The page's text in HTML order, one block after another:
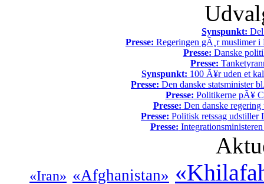
Synspunkt:
Presse: Regeringen gÃ¸r muslimer
Presse: Danske
Presse:
Synspunkt: 100 Ã¥r uden et
Presse: Den danske statsminister
Presse: Politikerne pÃ¥
Presse: Den danske
Presse: Politisk retssag udstiller
Presse:
«Iran» «Afghanistan»